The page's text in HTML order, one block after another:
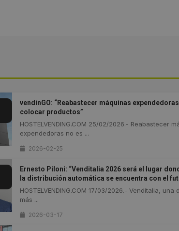
vendinGO: “Reabastecer máquinas
colocar productos”
HOSTELVENDING.COM 25/02/2026.- Reabastecer
expendedoras no es ...
2026-02-25
Ernesto Piloni: “Venditalia 2026 será el lugar
la distribución automática se encuentra con el
HOSTELVENDING.COM 17/03/2026.- Venditalia, una
más ...
2026-03-17